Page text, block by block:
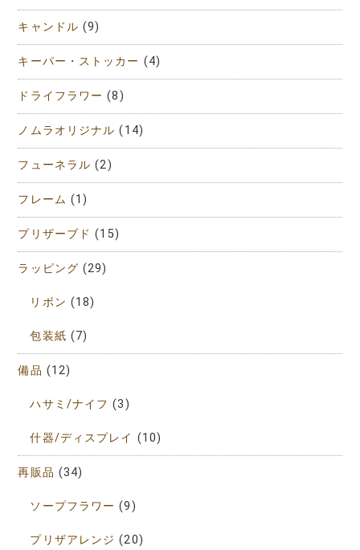
キャンドル (9)
キーパー・ストッカー (4)
ドライフラワー (8)
ノムラオリジナル (14)
フューネラル (2)
フレーム (1)
プリザーブド (15)
ラッピング (29)
リボン (18)
包装紙 (7)
備品 (12)
ハサミ/ナイフ (3)
什器/ディスプレイ (10)
再販品 (34)
ソープフラワー (9)
プリザアレンジ (20)